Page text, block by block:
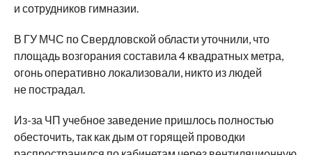
и сотрудников гимназии.
В ГУ МЧС по Свердловской области уточнили, что
площадь возгорания составила 4 квадратных метра,
огонь оперативно локализовали, никто из людей
не пострадал.
Из-за ЧП учебное заведение пришлось полностью
обесточить, так как дым от горящей проводки